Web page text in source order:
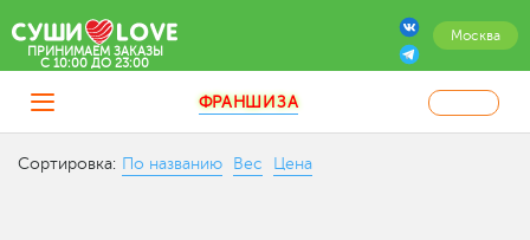
Москва
ПРИНИМАЕМ ЗАКАЗЫ
C 10:00 ДО 23:00
ФРАНШИЗА
Сортировка: По названию Вес Цена